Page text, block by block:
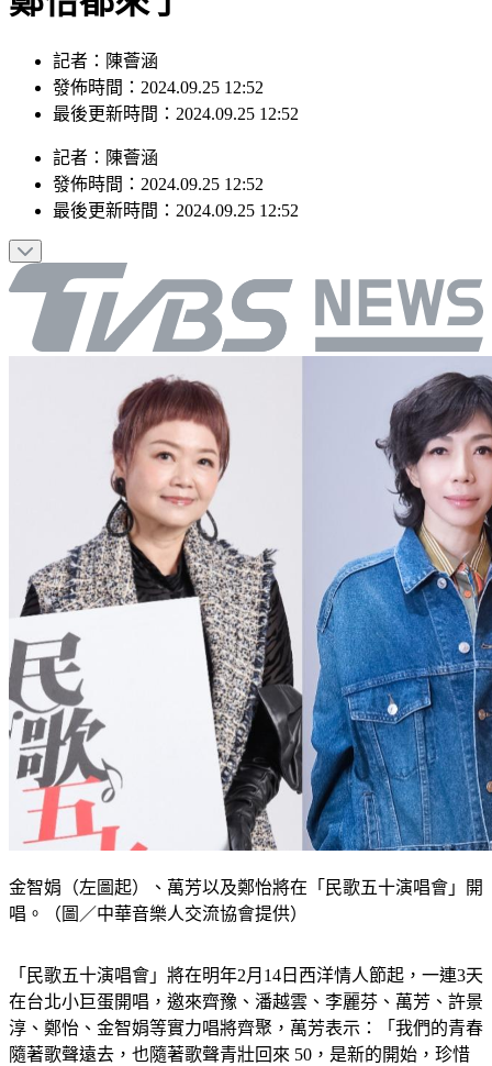
記者：陳薈涵
發佈時間：2024.09.25 12:52
最後更新時間：2024.09.25 12:52
記者 ： 陳薈涵
發佈時間： 2024.09.25 12:52
最後更新時間： 2024.09.25 12:52
金智娟（左圖起）、萬芳以及鄭怡將在「民歌五十演唱會」開
唱。（圖／中華音樂人交流協會提供）
「民歌五十演唱會」將在明年2月14日西洋情人節起，一連3天
在台北小巨蛋開唱，邀來齊豫、潘越雲、李麗芬、萬芳、許景
淳、鄭怡、金智娟等實力唱將齊聚，萬芳表示：「我們的青春
隨著歌聲遠去，也隨著歌聲青壯回來 50，是新的開始，珍惜